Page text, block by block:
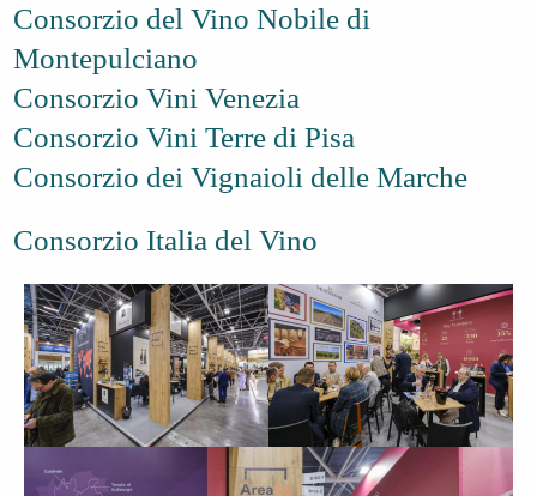
Consorzio del Vino Nobile di
Montepulciano
Consorzio Vini Venezia
Consorzio Vini Terre di Pisa
Consorzio dei Vignaioli delle Marche
Consorzio Italia del Vino